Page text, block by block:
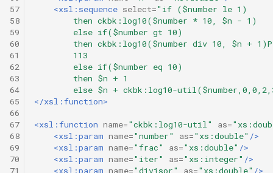
57
58
59
60
61
62
63
64
65
66
67
68
69
70
71
<xsl:sequence select="if ($number le 1)
        then ckbk:log10($number * 10, $n - 1)
        else if($number gt 10)
then ckbk:log10($number div 10, $n +
        113
        else if($number eq 10)
        then $n + 1
else $n + ckbk:log10-
</xsl:function>
<xsl:function name="ckbk:log10-util" as=
<xsl:param name="number" as="xs:double" />
<xsl:param name="frac" as="xs:double" />
<xsl:param name="iter" as="xs:integer" />
<xsl:param name="divisor" as="xs:double" />